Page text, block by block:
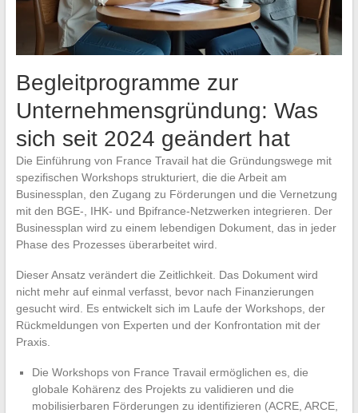
Begleitprogramme zur
Unternehmensgründung: Was
sich seit 2024 geändert hat
Die Einführung von France Travail hat die Gründungswege mit
spezifischen Workshops strukturiert, die die Arbeit am
Businessplan, den Zugang zu Förderungen und die Vernetzung
mit den BGE-, IHK- und Bpifrance-Netzwerken integrieren. Der
Businessplan wird zu einem lebendigen Dokument, das in jeder
Phase des Prozesses überarbeitet wird.
Dieser Ansatz verändert die Zeitlichkeit. Das Dokument wird
nicht mehr auf einmal verfasst, bevor nach Finanzierungen
gesucht wird. Es entwickelt sich im Laufe der Workshops, der
Rückmeldungen von Experten und der Konfrontation mit der
Praxis.
Die Workshops von France Travail ermöglichen es, die
globale Kohärenz des Projekts zu validieren und die
mobilisierbaren Förderungen zu identifizieren (ACRE, ARCE,